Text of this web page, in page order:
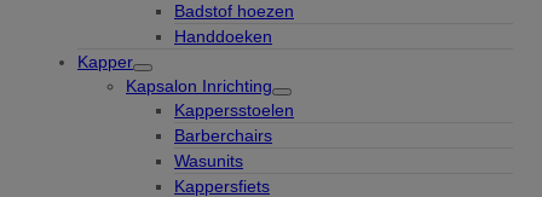
Badstof hoezen
Handdoeken
Kapper
Kapsalon Inrichting
Kappersstoelen
Barberchairs
Wasunits
Kappersfiets